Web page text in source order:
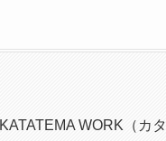
KATATEMA WORK（カ